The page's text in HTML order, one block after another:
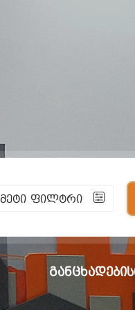
მეტი ფილტრი
განცხადების